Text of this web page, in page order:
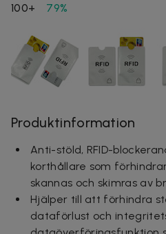
100+ 79%
Produktinformation
Anti-stöld, RFID-
korthållare som
skannas och skimras av
Hjälper till att förhindra
dataförlust och